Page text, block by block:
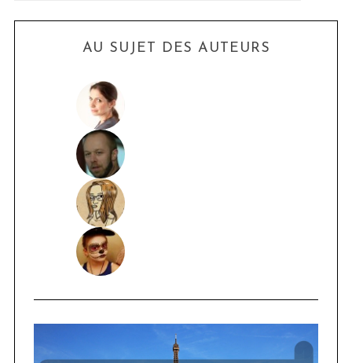
AU SUJET DES AUTEURS